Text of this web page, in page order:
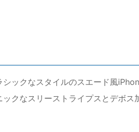
シックなスタイルのスエード風
ックなスリーストライプスとデボス